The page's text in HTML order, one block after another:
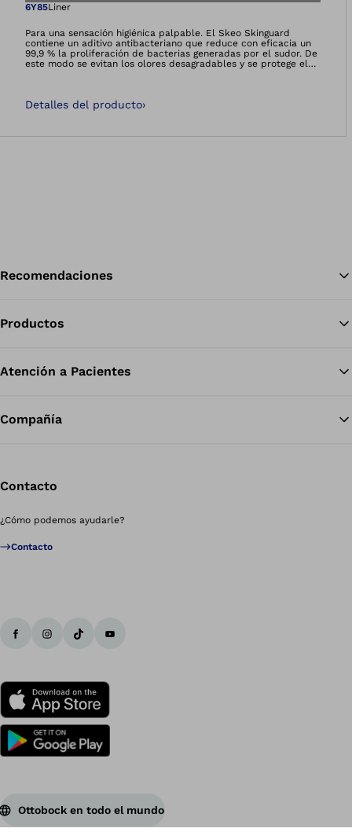
Abre la imagen
6Y85Liner
Para una sensación higiénica palpable. El Skeo Skinguard
contiene un aditivo antibacteriano que reduce con eficacia un
99,9 % la proliferación de bacterias generadas por el sudor. De
este modo se evitan los olores desagradables y se protege el
y estabilizan, siendo así perfectos para muñones con mucho
Detalles del producto›
Recomendaciones
Productos
Atención a Pacientes
Compañía
Contacto
¿Cómo podemos ayudarle?
Contacto
Ottobock en todo el mundo